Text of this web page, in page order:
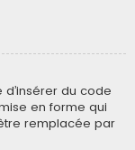
d’insérer du code
en forme qui
remplacée par